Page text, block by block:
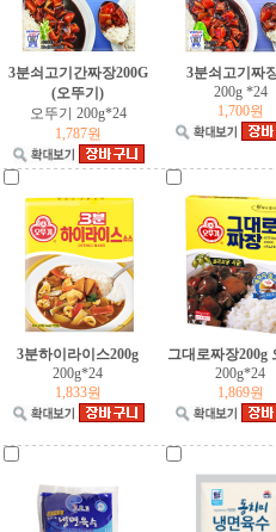
3분쇠고기간짜장200G
(오뚜기)
오뚜기 200g*24
1,787원
3분쇠고기짜
200g *24
1,700원
3분하이라이스200g
200g*24
1,833원
그대로짜장200g
200g*24
1,869원